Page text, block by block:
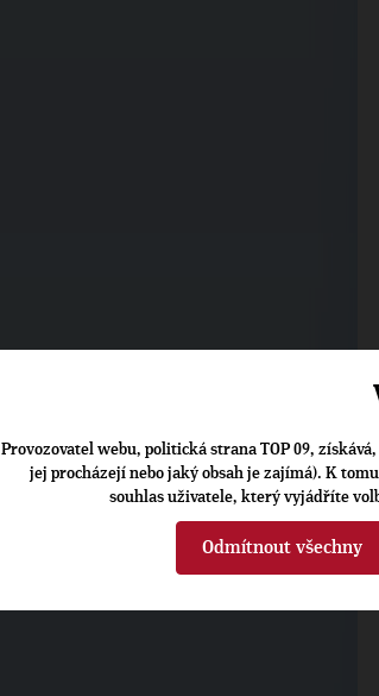
Provozovatel webu, politická strana TOP 09,
jej procházejí nebo jaký obsah je zajímá). K
souhlas uživatele, který vyjádříte
Odmítnout všechny